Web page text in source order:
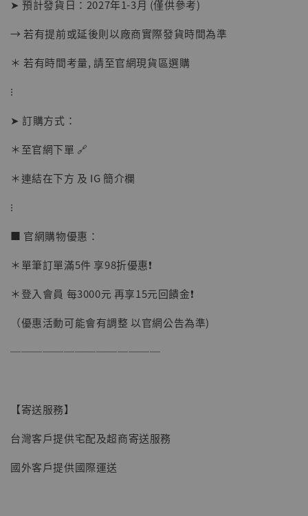
【店內現貨】海賊王 系列蒐藏雕像 布魯克達
NT$ 1,870
➤ 預計發貨日：2027年1-3月 (僅供參考)
→ 若有提前或延後則以廠商實際發貨時間為準
＊ 若有時間考量, 請至官網現貨區選購
⁝
➤ 訂購方式：
＊至官網下單 🔗
＊連結在下方 及 IG 簡介欄
⁝
■ 官網購物優惠：
＊單筆訂單滿5件 享98折優惠❗️
＊登入會員 每3000元 再享15元回饋金❗️
（優惠活動可能會有調整 以官網公告為準)
──────────────
【寄送服務】
台灣客戶提供宅配及超商寄送服務
國外客戶提供國際運送